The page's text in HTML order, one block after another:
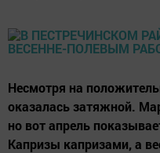
Несмотря на
оказалась затяжной.
но вот апрель
Капризы капризами, а